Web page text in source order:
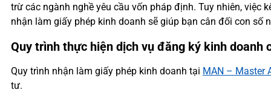
trừ các ngành nghề yêu cầu vốn pháp định. Tuy nhiên,
nhận làm giấy phép kinh doanh sẽ giúp bạn cân đối con số
Quy trình thực hiện dịch vụ đăng ký kinh doanh
Quy trình nhận làm giấy phép kinh doanh tại MAN – Master
tư.